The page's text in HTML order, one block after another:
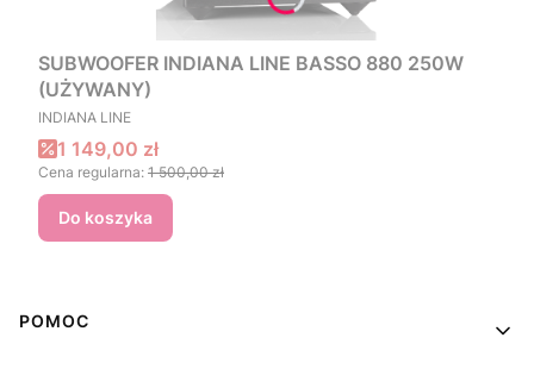
SUBWOOFER INDIANA LINE BASSO 880 250W
(UŻYWANY)
PRODUCENT
INDIANA LINE
Cena promocyjna
1 149,00 zł
Cena regularna: 1 500,00 zł
Do koszyka
Linki w stopce
POMOC